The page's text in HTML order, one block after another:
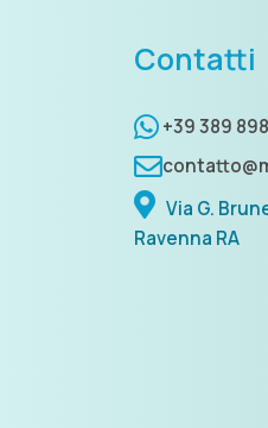
Contatti
+39 389
Via G.
Ravenna RA